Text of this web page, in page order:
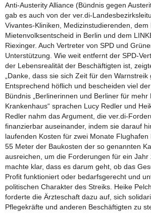
Anti-Austerity Alliance (Bündnis gegen
gab es auch von der ver.di-
Vivantes-Kliniken, Medizinstudierenden, dem
Mietenvolksentscheid in Berlin und dem
Riexinger. Auch Vertreter von SPD und
Unterstützung. Wie weit entfernt der SPD-
der Lebensrealität der Beschäftigten ist,
„Danke, dass sie sich Zeit für den
Entsprechend höflich und bescheiden viel
Bündnis „Berlinerinnen und Berliner für mehr
Krankenhaus“ sprachen Lucy Redler und
Redler nahm das Argument, die ver.di-
finanzierbar auseinander, indem sie darauf
laufenden Kosten für zwei Monate Flughafen
55 Meter der Baukosten der so genannten
ausreichen, um die Forderungen für ein Jahr
machte klar, dass es darum geht, ob das
Profit funktioniert oder bedarfsgerecht und
politischen Charakter des Streiks. Heike
forderte die Ärzteschaft dazu auf, sich
Pflegekräfte und anderen Beschäftigten zu